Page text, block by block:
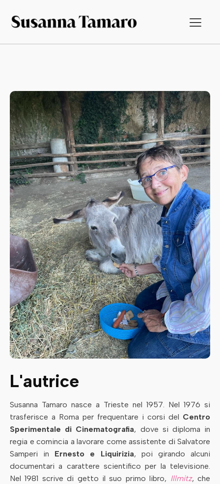
L'autrice
Susanna Tamaro nasce a Trieste nel 1957. Nel 1976 si
trasferisce a Roma per frequentare i corsi del Centro
Sperimentale di Cinematografia, dove si diploma in
regia e comincia a lavorare come assistente di Salvatore
Samperi in Ernesto e Liquirizia, poi girando alcuni
documentari a carattere scientifico per la televisione.
Nel 1981 scrive di getto il suo primo libro, Illmitz, che